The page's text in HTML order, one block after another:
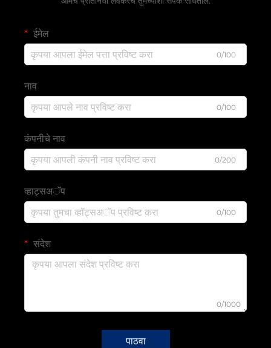
ईमेल
0/100
नाव
0/100
कंपनीचे नाव
0/200
व्हाट्सअॅप
0/100
संदेश
0/1000
पाठवा